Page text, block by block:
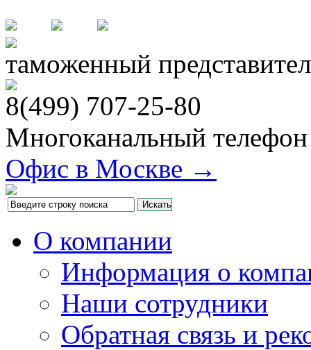
таможенный
8(499) 707-25-80
Многоканальный
Офис в Москве →
О компании
Информация о
Наши сотрудники
Обратная связь и